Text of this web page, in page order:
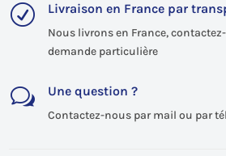
R Livraison en France par
Nous livrons en France,
demande particulière
w Une question ?
Contactez-nous par mail ou par